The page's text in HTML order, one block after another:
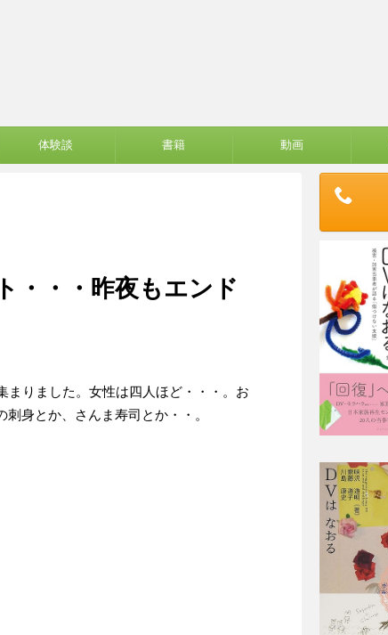
体験談 書籍 動画
・・・昨夜もエンド
まりました。女性は四人ほど・・・。お
身とか、さんま寿司とか・・。